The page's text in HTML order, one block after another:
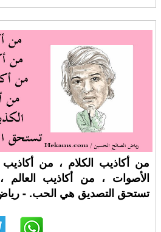
من أكاذيب الكلام ، من
الأصوات ، من أكاذيب العالم ،
تستحق التصديق هي الحب. -